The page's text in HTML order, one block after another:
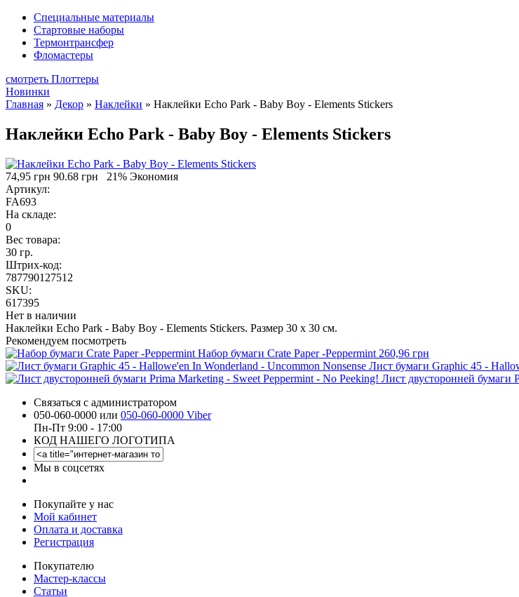
Специальные материалы
Стартовые наборы
Термонтрансфер
Фломастеры
смотреть Плоттеры
Новинки
Главная » Декор » Наклейки » Наклейки Echo Park - Baby Boy - Elements Stickers
Наклейки Echo Park - Baby Boy - Elements Stickers
74,95 грн 90.68 грн
21% Экономия
Артикул:
FA693
На складе:
0
Вес товара:
30 гр.
Штрих-код:
787790127512
SKU:
617395
Нет в наличии
Наклейки Echo Park - Baby Boy - Elements Stickers. Размер 30 х 30 см.
Рекомендуем посмотреть
Набор бумаги Crate Paper -Peppermint 260,96 грн
Лист бумаги Graphic 45 -
Лист двусторонней бумаги
Связаться с администратором
050-060-0000 или 050-060-0000 Viber
Пн-Пт 9:00 - 17:00
КОД НАШЕГО ЛОГОТИПА
Мы в соцсетях
Покупайте у нас
Мой кабинет
Оплата и доставка
Регистрация
Покупателю
Мастер-классы
Статьи